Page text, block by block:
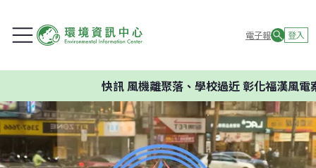
電子報 登入
快訊風機離聚落、學校過近 彰化福漢風電案